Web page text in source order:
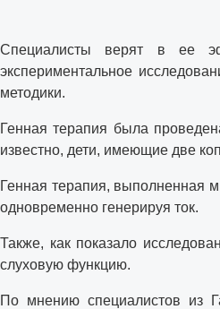
Специалисты верят в ее
экспериментальное
методики.
Генная терапия была
известно, дети, имеющие две
Генная терапия, выполненная
одновременно генерируя ток.
Также, как показало
слуховую функцию.
По мнению специалистов из